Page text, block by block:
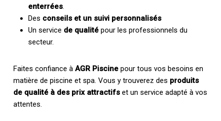
enterrées.
Des conseils et un suivi personnalisés
Un service de qualitépour les professionnels du
secteur.
Faites confiance à AGR Piscinepour tous vos besoins en
matière de piscine et spa. Vous y trouverez des produits
de qualité à des prix attractifset un service adapté à vos
attentes.